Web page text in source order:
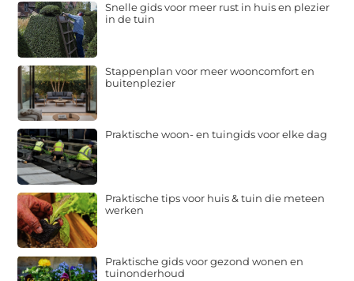
Snelle gids voor meer rust in huis en plezier
in de tuin
Stappenplan voor meer wooncomfort en
buitenplezier
Praktische woon- en tuingids voor elke dag
Praktische tips voor huis & tuin die meteen
werken
Praktische gids voor gezond wonen en
tuinonderhoud